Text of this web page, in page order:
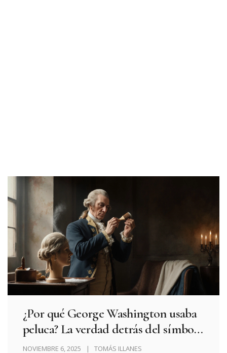
¿Por qué George Washington usaba
peluca? La verdad detrás del símbolo
de la Revolución
NOVIEMBRE 6, 2025 TOMÁS ILLANES